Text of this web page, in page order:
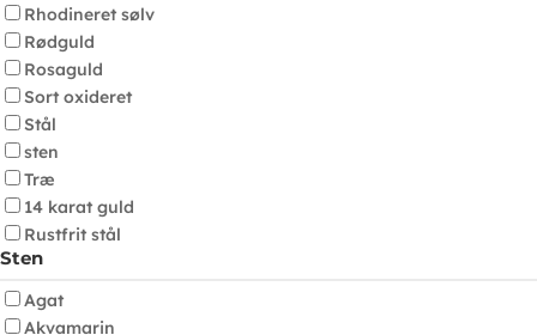
Rhodineret sølv
Rødguld
Rosaguld
Sort oxideret
Stål
sten
Træ
14 karat guld
Rustfrit stål
Sten
Agat
Akvamarin